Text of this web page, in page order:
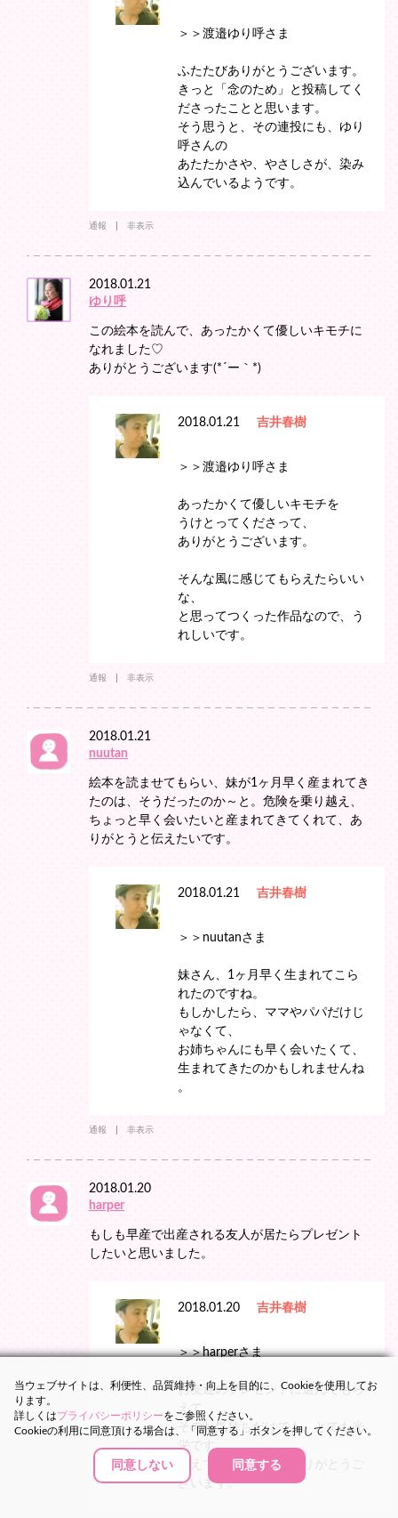
＞＞渡邉ゆり呼さま
ふたたびありがとうございます。
きっと「念のため」と投稿してく
ださったことと思います。
そう思うと、その連投にも、ゆり
呼さんの
あたたかさや、やさしさが、染み
込んでいるようです。
通報 非表示
2018.01.21
ゆり呼
この絵本を読んで、あったかくて優しいキモチに
なれました♡
ありがとうございます(*´ー｀*)
2018.01.21 吉井春樹
＞＞渡邉ゆり呼さま
あったかくて優しいキモチを
うけとってくださって、
ありがとうございます。
そんな風に感じてもらえたらいい
な、
と思ってつくった作品なので、う
れしいです。
通報 非表示
2018.01.21
nuutan
絵本を読ませてもらい、妹が1ヶ月早く産まれてき
たのは、そうだったのか～と。危険を乗り越え、
ちょっと早く会いたいと産まれてきてくれて、あ
りがとうと伝えたいです。
2018.01.21 吉井春樹
＞＞nuutanさま
妹さん、1ヶ月早く生まれてこら
れたのですね。
もしかしたら、ママやパパだけじ
ゃなくて、
お姉ちゃんにも早く会いたくて、
生まれてきたのかもしれませんね
。
通報 非表示
2018.01.20
harper
もしも早産で出産される友人が居たらプレゼント
したいと思いました。
2018.01.20 吉井春樹
＞＞harperさま
お友達のプレゼントに選んでもら
えて、
そのお気持ちだけでも、とても光
栄です。
伝えてくださって、ありがとうご
ざいます。
当ウェブサイトは、利便性、品質維持・向上を目的に、Cookieを使用してお
ります。
詳しくはプライバシーポリシーをご参照ください。
Cookieの利用に同意頂ける場合は、「同意する」ボタンを押してください。
同意しない 同意する